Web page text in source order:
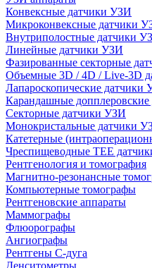
Конвексные датчики УЗИ
Микроконвексные датчики
Внутриполостные датчики
Линейные датчики УЗИ
Фазированные секторные
Объемные 3D / 4D / Live-3D
Лапароскопические датчики
Карандашные
Секторные датчики УЗИ
Монокристальные датчики
Катетерные
Чреспищеводные TEE
Рентгенология и томография
Магнитно-резонансные
Компьютерные томографы
Рентгеновские аппараты
Маммографы
Флюорографы
Ангиографы
Рентгены С-дуга
Денситометры